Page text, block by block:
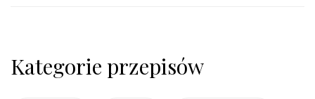
Kategorie przepisów